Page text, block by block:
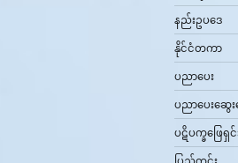
နည်းဥပဒေ
နိုင်ငံတကာ
ပညာပေး
ပညာပေးဆွေးနွ
ပဋိပက္ခဖြေရှ